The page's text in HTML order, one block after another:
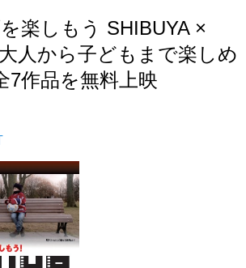
楽しもう SHIBUYA ×
人から子どもまで楽しめ
7作品を無料上映